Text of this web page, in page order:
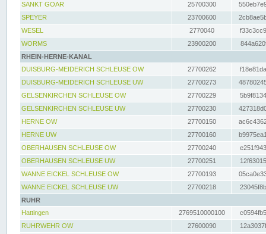
SANKT GOAR
25700300
SPEYER
23700600
WESEL
2770040
WORMS
23900200
RHEIN-HERNE-KANAL
DUISBURG-MEIDERICH SCHLEUSE OW
27700262
DUISBURG-MEIDERICH SCHLEUSE UW
27700273
GELSENKIRCHEN SCHLEUSE OW
27700229
GELSENKIRCHEN SCHLEUSE UW
27700230
HERNE OW
27700150
HERNE UW
27700160
OBERHAUSEN SCHLEUSE OW
27700240
OBERHAUSEN SCHLEUSE UW
27700251
WANNE EICKEL SCHLEUSE OW
27700193
WANNE EICKEL SCHLEUSE UW
27700218
RUHR
Hattingen
2769510000100
RUHRWEHR OW
27600090